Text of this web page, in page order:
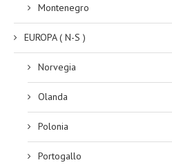
Montenegro
EUROPA ( N-S )
Norvegia
Olanda
Polonia
Portogallo